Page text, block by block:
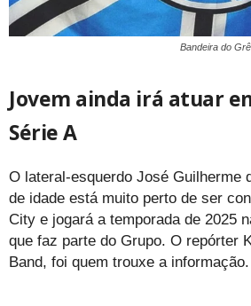
Bandeira do
Jovem ainda irá atuar
Série A
O lateral-esquerdo José Guilherme
de idade está muito perto de ser
City e jogará a temporada de 2025
que faz parte do Grupo. O repórter
Band, foi quem trouxe a informação.